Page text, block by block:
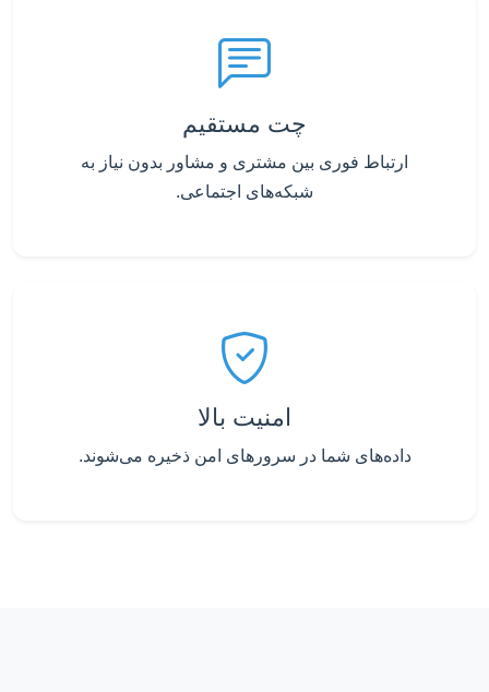
چت مستقیم
ارتباط فوری بین مشتری و مشاور بدون نیاز به
شبکه‌های اجتماعی.
امنیت بالا
داده‌های شما در سرورهای امن ذخیره می‌شوند.